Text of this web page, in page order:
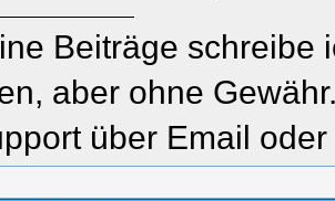
Beiträge schreibe
aber ohne
über Email